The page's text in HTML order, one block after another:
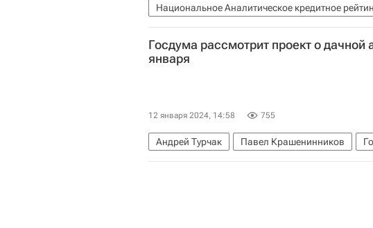
Национальное Аналитическое кредитное
Московская область (Подмосковье)
Рейтинги
Госдума рассмотрит проект о дачной
января
12 января 2024, 14:58 755
Андрей Турчак Павел Крашенинников
Единая Россия